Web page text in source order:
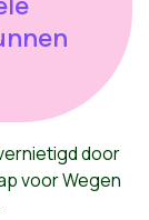
door
voor Wegen